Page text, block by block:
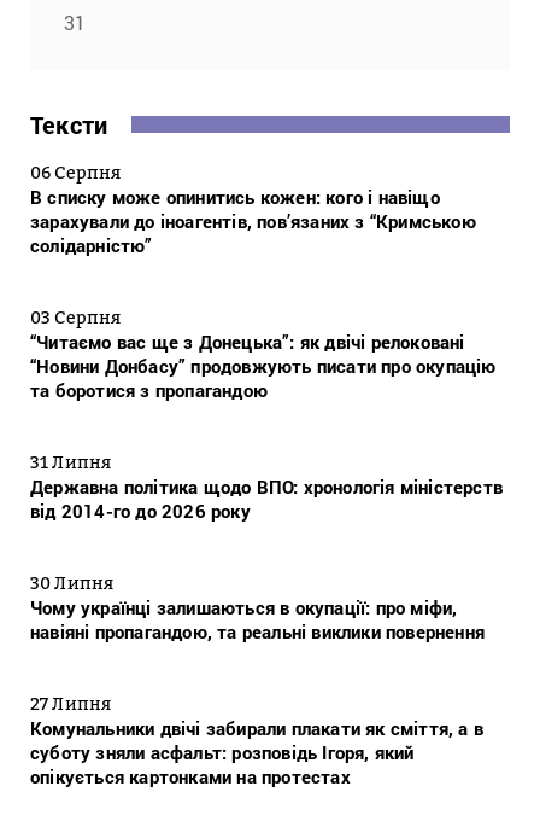
31
Тексти
06 Серпня
В списку може опинитись кожен: кого і навіщо
зарахували до іноагентів, пов’язаних з “Кримською
солідарністю”
03 Серпня
“Читаємо вас ще з Донецька”: як двічі релоковані
“Новини Донбасу” продовжують писати про окупацію
та боротися з пропагандою
31 Липня
Державна політика щодо ВПО: хронологія міністерств
від 2014-го до 2026 року
30 Липня
Чому українці залишаються в окупації: про міфи,
навіяні пропагандою, та реальні виклики повернення
27 Липня
Комунальники двічі забирали плакати як сміття, а в
суботу зняли асфальт: розповідь Ігоря, який
опікується картонками на протестах